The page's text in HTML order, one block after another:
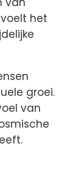
het
groei.
van